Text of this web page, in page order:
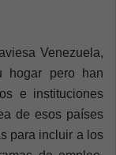
Venezuela,
hogar pero han
e instituciones
de esos países
para incluir a los